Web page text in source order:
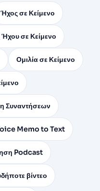
Ήχος σε Κείμενο
σε Κείμενο
Ομιλία σε Κείμενο
Συναντήσεων
Memo to Text
Podcast
βίντεο